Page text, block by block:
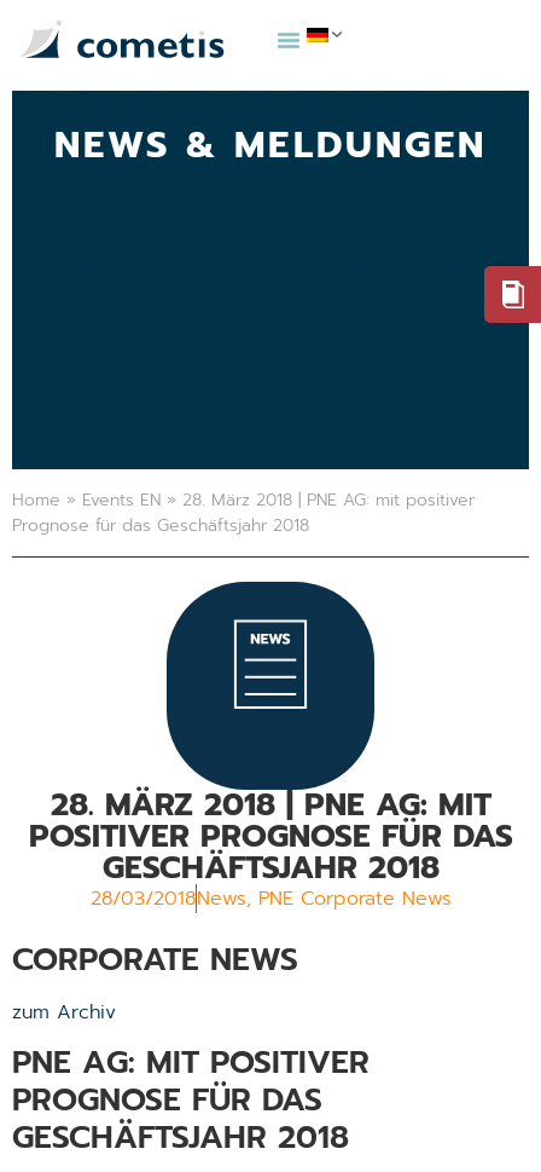
NEWS & MELDUNGEN
Home » Events EN » 28. März 2018 | PNE AG: mit positiver
Prognose für das Geschäftsjahr 2018
28. MÄRZ 2018 | PNE AG: MIT
POSITIVER PROGNOSE FÜR DAS
GESCHÄFTSJAHR 2018
28/03/2018News, PNE Corporate News
CORPORATE NEWS
zum Archiv
PNE AG: MIT POSITIVER
PROGNOSE FÜR DAS
GESCHÄFTSJAHR 2018